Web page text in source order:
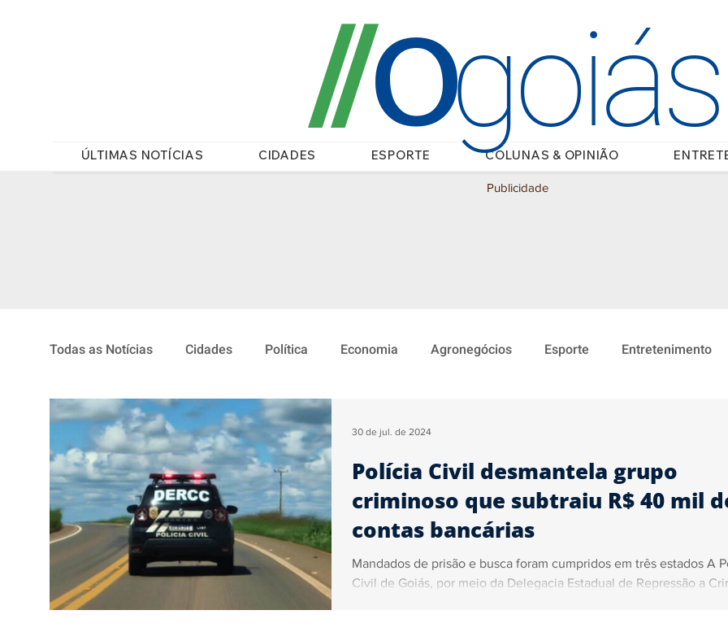
ÚLTIMAS NOTÍCIAS CIDADES ESPORTE COLUNAS & OPINIÃO
//O
Todas as Notícias Cidades Política Economia Agronegócios Esporte Entretenimento
Educação Turismo Internacional
Geral Brasil Artigos Ogoiás Verifica Sidiney Leonis Pedro Almeida Marcelo John
Colunistas Vídeo Sérgio Couto
Polícia Civil desmantela grupo
criminoso que subtraiu R$ 40 mil
contas bancárias
Mandados de prisão e busca foram cumpridos em três estados A
Civil de Goiás, por meio da Delegacia Estadual de Repressão a
30 de jul. de 2024
Publicidade